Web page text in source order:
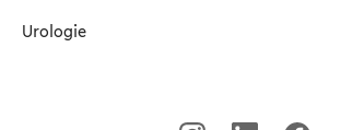
Urologie